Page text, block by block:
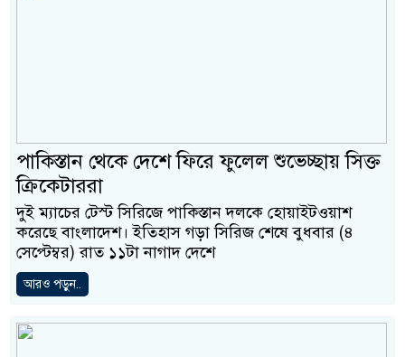
পাকিস্তান থেকে দেশে ফিরে ফুলেল শুভেচ্ছায় সিক্ত
ক্রিকেটাররা
দুই ম্যাচের টেস্ট সিরিজে পাকিস্তান দলকে হোয়াইটওয়াশ
করেছে বাংলাদেশ। ইতিহাস গড়া সিরিজ শেষে বুধবার (৪
সেপ্টেম্বর) রাত ১১টা নাগাদ দেশে
আরও পড়ুন..